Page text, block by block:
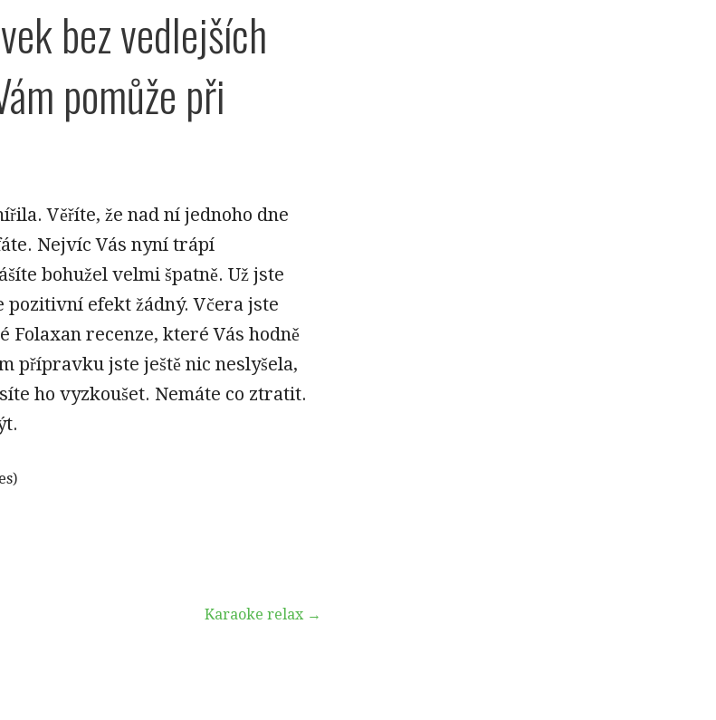
bez vedlejších
pomůže při
Věříte, že nad ní jednoho dne
Nejvíc Vás nyní trápí
bohužel velmi špatně. Už jste
pozitivní efekt žádný. Včera jste
Folaxan recenze, které Vás hodně
přípravku jste ještě nic neslyšela,
ho vyzkoušet. Nemáte co ztratit.
Karaoke relax →